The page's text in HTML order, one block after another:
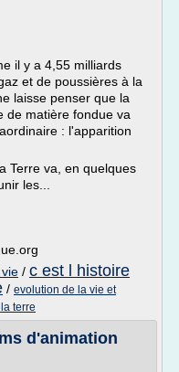
il y a 4,55 milliards
et de poussières à la
laisse penser que la
de matière fondue va
: l'apparition
Terre va, en quelques
les...
/ c est l histoire
/ evolution de la vie et
terre
d'animation